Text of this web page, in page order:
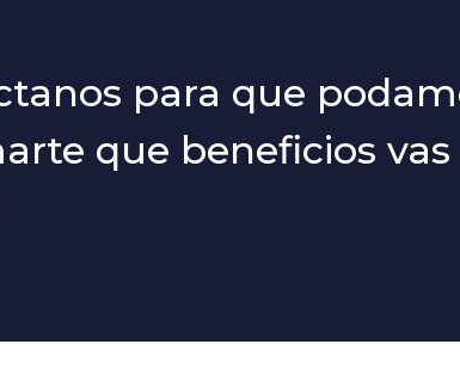
para que
que beneficios vas